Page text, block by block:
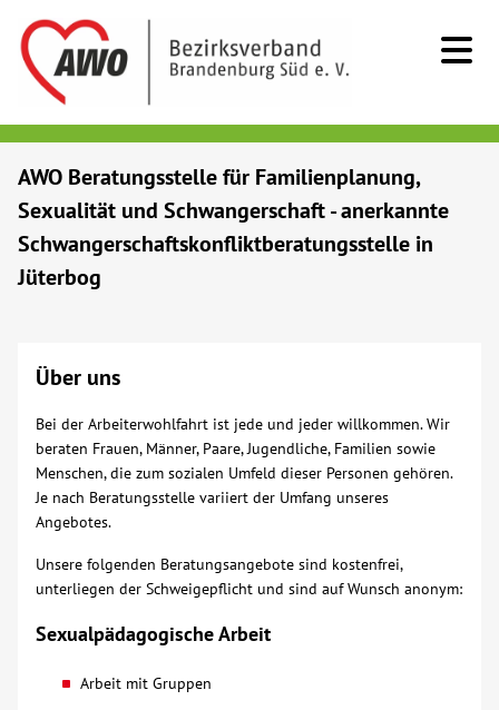
Senioren
Menschen mit Behinderung
Bildung
Über uns
Veranstaltungen
AWO Beratungsstelle für Familienplanung,
Sexualität und Schwangerschaft - anerkannte
Schwangerschaftskonfliktberatungsstelle in
Jüterbog
Über uns
Bei der Arbeiterwohlfahrt ist jede und jeder willkommen. Wir
beraten Frauen, Männer, Paare, Jugendliche, Familien sowie
Menschen, die zum sozialen Umfeld dieser Personen gehören.
Je nach Beratungsstelle variiert der Umfang unseres
Angebotes.
Unsere folgenden Beratungsangebote sind kostenfrei,
unterliegen der Schweigepflicht und sind auf Wunsch anonym:
Sexualpädagogische Arbeit
Arbeit mit Gruppen